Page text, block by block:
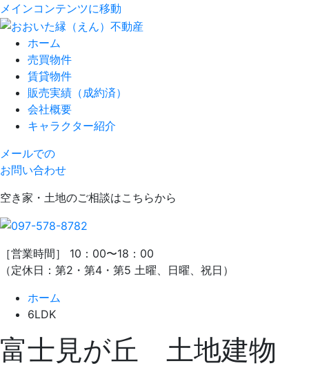
メインコンテンツに移動
ホーム
売買物件
賃貸物件
販売実績（成約済）
会社概要
キャラクター紹介
メールでの
お問い合わせ
空き家・土地のご相談はこちらから
［営業時間］ 10：00〜18：00
（定休日：第2・第4・第5 土曜、日曜、祝日）
ホーム
6LDK
富士見が丘 土地建物